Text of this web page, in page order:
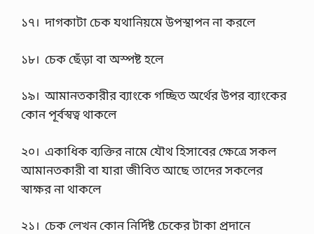
১৭। দাগকাটা চেক যথানিয়মে উপস্থাপন না করলে
১৮। চেক ছেঁড়া বা অস্পষ্ট হলে
১৯। আমানতকারীর ব্যাংকে গচ্ছিত অর্থের উপর ব্যাংকের
কোন পূর্বস্বত্ব থাকলে
২০। একাধিক ব্যক্তির নামে যৌথ হিসাবের ক্ষেত্রে সকল
আমানতকারী বা যারা জীবিত আছে তাদের সকলের
স্বাক্ষর না থাকলে
২১। চেক লেখন কোন নির্দিষ্ট চেকের টাকা প্রদানে